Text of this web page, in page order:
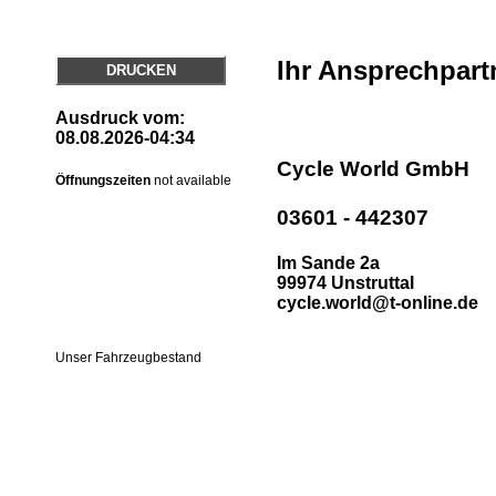
DRUCKEN
Ausdruck vom:
08.08.2026-04:34
Öffnungszeiten not available
Ihr
Cycle World GmbH
03601 - 442307
Im Sande 2a
99974 Unstruttal
cycle.world@t-online.de
Unser Fahrzeugbestand